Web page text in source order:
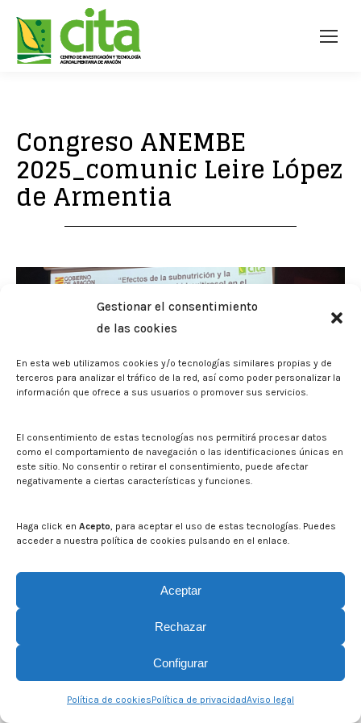
Gestionar el consentimiento
de las cookies
En esta web utilizamos cookies y/o tecnologías similares propias y de
terceros para analizar el tráfico de la red, así como poder personalizar la
información que ofrece a sus usuarios o promover sus servicios.
El consentimiento de estas tecnologías nos permitirá procesar datos
como el comportamiento de navegación o las identificaciones únicas en
este sitio. No consentir o retirar el consentimiento, puede afectar
negativamente a ciertas características y funciones.
Haga click en Acepto, para aceptar el uso de estas tecnologías. Puedes
acceder a nuestra política de cookies pulsando en el enlace.
Aceptar
Rechazar
Configurar
Política de cookiesPolítica de privacidadAviso legal
Congreso ANEMBE
2025_comunic Leire López
de Armentia
Legal